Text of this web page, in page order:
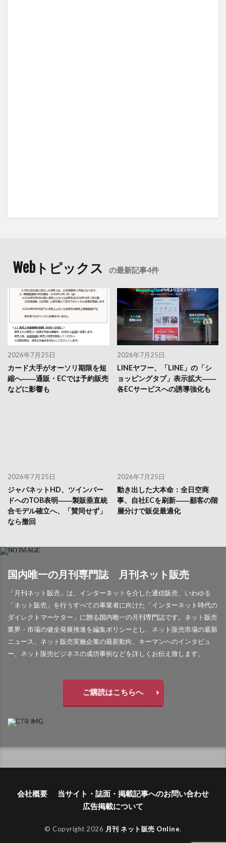
Webトピックス の最新記事4件
2026年7月25日
カード大手がオーソリ期限を短
縮へ――通販・ECでは予約販売
などに影響も
2026年7月25日
LINEヤフー、「LINE」の「シ
ョッピングタブ」表示拡大――
各ECサービスへの誘導強化も
2026年7月25日
ジャパネットHD、ツインバー
ドへのTOB表明――製販垂直統
合モデル確立へ、「賛同せず」
なら撤回
2026年7月25日
動き出した大本命：全日空商
事、自社ECを刷新――顧客の階
層分けで販促最適化
国内唯一の月刊専門誌 月刊ネット販売
「月刊ネット販売」は、インターネットを介した通信販売、いわゆる
「ネット販売」を行うすべての事業者に向けた「インターネット時代の
ダイレクトマーケター」に贈る国内唯一の月刊専門誌です。ネット販売
業界・市場の健全発展推進を編集ポリシーとし、ネット販売市場の最新
ニュース、ネット販売実施企業の最新動向、キーマンへのインタビュ
ー、ネット販売ビジネスの成功事例などを詳しくお伝え致します。
ご購読はこちらへ
会社概要
当サイト・誌面・掲載記事へのお問い合わせ
広告掲載について
© Copyright 2026 月刊 ネット販売 Online.